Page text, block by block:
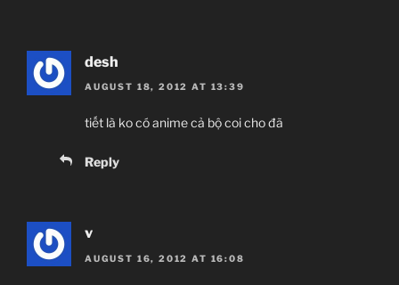
desh
AUGUST 18, 2012 AT 13:39
tiết là ko có anime cả bộ coi cho đã
Reply
v
AUGUST 16, 2012 AT 16:08